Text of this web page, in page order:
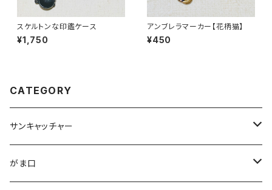
スケルトンな印鑑ケース
¥1,750
アンブレラマーカー【花柄猫】
¥450
CATEGORY
サンキャッチャー
ストラップ
がま口